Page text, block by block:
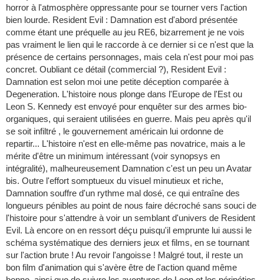
horror à l'atmosphère oppressante pour se tourner vers l'action
bien lourde. Resident Evil : Damnation est d'abord présentée
comme étant une préquelle au jeu RE6, bizarrement je ne vois
pas vraiment le lien qui le raccorde à ce dernier si ce n'est que la
présence de certains personnages, mais cela n'est pour moi pas
concret. Oubliant ce détail (commercial ?), Resident Evil :
Damnation est selon moi une petite déception comparée à
Degeneration. L'histoire nous plonge dans l'Europe de l'Est ou
Leon S. Kennedy est envoyé pour enquêter sur des armes bio-
organiques, qui seraient utilisées en guerre. Mais peu après qu'il
se soit infiltré , le gouvernement américain lui ordonne de
repartir... L'histoire n'est en elle-même pas novatrice, mais a le
mérite d'être un minimum intéressant (voir synopsys en
intégralité), malheureusement Damnation c'est un peu un Avatar
bis. Outre l'effort somptueux du visuel minutieux et riche,
Damnation souffre d'un rythme mal dosé, ce qui entraîne des
longueurs pénibles au point de nous faire décroché sans souci de
l'histoire pour s'attendre à voir un semblant d'univers de Resident
Evil. Là encore on en ressort déçu puisqu'il emprunte lui aussi le
schéma systématique des derniers jeux et films, en se tournant
sur l'action brute ! Au revoir l'angoisse ! Malgré tout, il reste un
bon film d'animation qui s'avère être de l'action quand même